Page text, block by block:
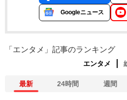
Googleニュース
「エンタメ」記事のランキング
エンタメ
最新 24時間 週間